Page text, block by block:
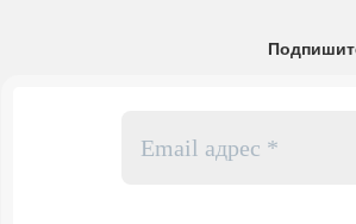
адрес